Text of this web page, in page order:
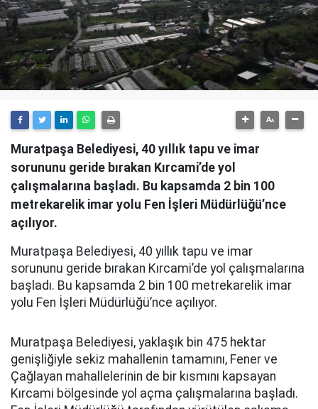
Muratpaşa Belediyesi, 40 yıllık tapu ve imar
sorununu geride bırakan Kırcami’de yol
çalışmalarına başladı. Bu kapsamda 2 bin 100
metrekarelik imar yolu Fen İşleri Müdürlüğü’nce
açılıyor.
Muratpaşa Belediyesi, 40 yıllık tapu ve imar
sorununu geride bırakan Kırcami’de yol çalışmalarına
başladı. Bu kapsamda 2 bin 100 metrekarelik imar
yolu Fen İşleri Müdürlüğü’nce açılıyor.
Muratpaşa Belediyesi, yaklaşık bin 475 hektar
genişliğiyle sekiz mahallenin tamamını, Fener ve
Çağlayan mahallelerinin de bir kısmını kapsayan
Kırcami bölgesinde yol açma çalışmalarına başladı.